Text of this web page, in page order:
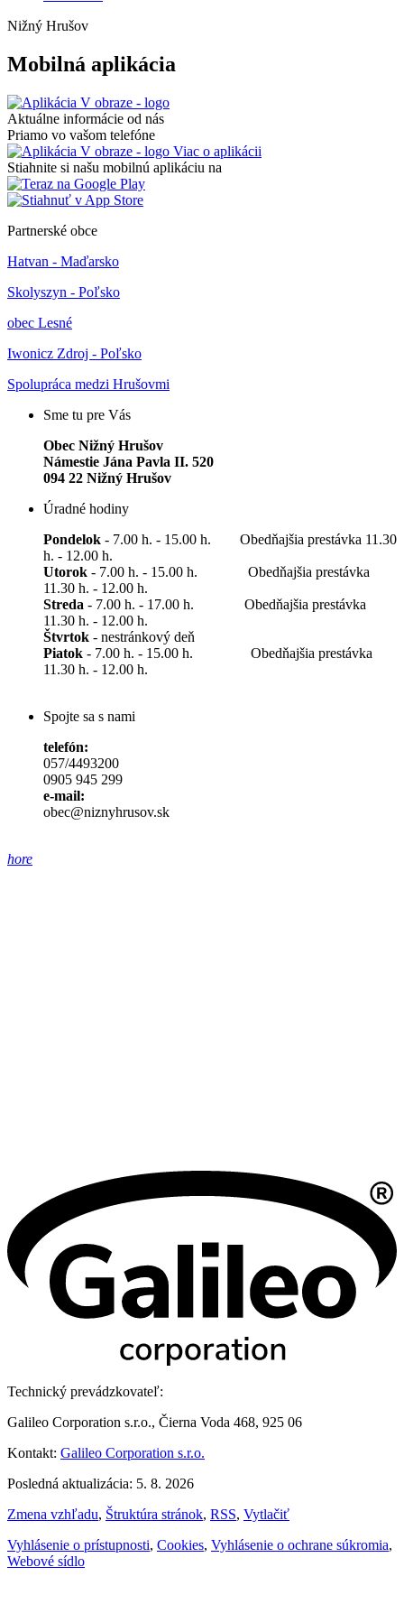
Nižný Hrušov
Mobilná aplikácia
Aktuálne informácie od nás
Priamo vo vašom telefóne
Viac o aplikácii
Stiahnite si našu mobilnú aplikáciu na
Partnerské obce
Hatvan - Maďarsko
Skolyszyn - Poľsko
obec Lesné
Iwonicz Zdroj - Poľsko
Spolupráca medzi Hrušovmi
Sme tu pre Vás
Obec Nižný Hrušov
Námestie Jána Pavla II. 520
094 22 Nižný Hrušov
Úradné hodiny
Pondelok - 7.00 h. - 15.00 h. Obedňajšia prestávka 11.30
h. - 12.00 h.
Utorok - 7.00 h. - 15.00 h. Obedňajšia prestávka
11.30 h. - 12.00 h.
Streda - 7.00 h. - 17.00 h. Obedňajšia prestávka
11.30 h. - 12.00 h.
Štvrtok - nestránkový deň
Piatok - 7.00 h. - 15.00 h. Obedňajšia prestávka
11.30 h. - 12.00 h.
Spojte sa s nami
telefón:
057/4493200
0905 945 299
e-mail:
obec@niznyhrusov.sk
hore
Technický prevádzkovateľ:
Galileo Corporation s.r.o., Čierna Voda 468, 925 06
Kontakt: Galileo Corporation s.r.o.
Posledná aktualizácia: 5. 8. 2026
Zmena vzhľadu, Štruktúra stránok, RSS, Vytlačiť
Vyhlásenie o prístupnosti, Cookies, Vyhlásenie o ochrane súkromia,
Webové sídlo